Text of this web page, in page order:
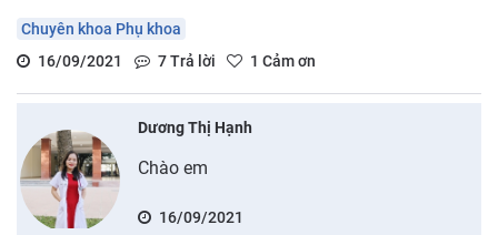
Chuyên khoa Phụ khoa
16/09/2021
7Trả lời 1 Cảm ơn
Dương Thị Hạnh
Chào em
16/09/2021